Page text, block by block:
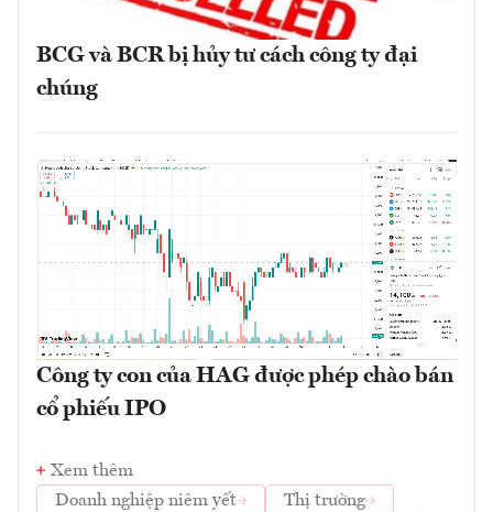
BCG và BCR bị hủy tư cách công ty đại
chúng
Công ty con của HAG được phép chào bán
cổ phiếu IPO
Xem thêm
Doanh nghiệp niêm yết
Thị trường